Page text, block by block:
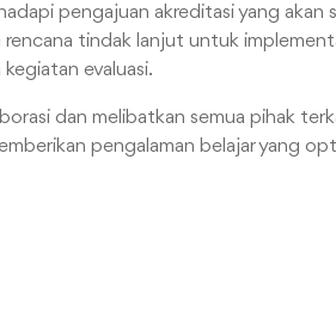
pengajuan akreditasi yang akan
tindak lanjut untuk
evaluasi.
dan melibatkan semua pihak
pengalaman belajar yang